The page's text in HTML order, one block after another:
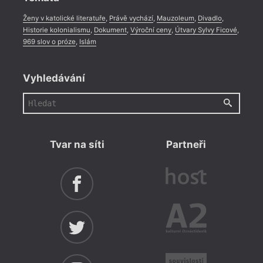
Ženy v katolické literatuře Právě vychází, Mauzoleum, Divadlo,
Historie kolonialismu Dokument, Výroční ceny, Útvary Sylvy Ficové
969 slov o próze Islám
Vyhledávání
Tvar na síti Partneři